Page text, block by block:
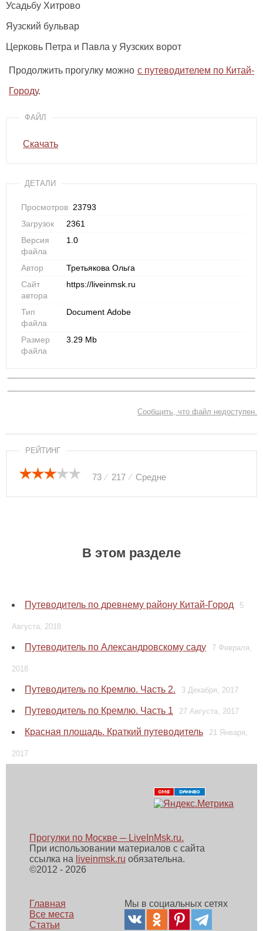
Усадьбу Хитрово
Яузский бульвар
Церковь Петра и Павла у Яузских ворот
Продолжить прогулку можно с путеводителем по Китай-
Городу.
ФАЙЛ
Скачать
ДЕТАЛИ
Просмотров 23793
Загрузок
2361
Версия
файла
1.0
Автор
Третьякова Ольга
Сайт
автора
https://liveinmsk.ru
Тип
файла
Document Adobe
Размер
файла
3.29 Mb
Сообщить, что файл недоступен.
РЕЙТИНГ
73 ⁄ 217 ⁄ Средне
В этом разделе
Путеводитель по древнему району Китай-Город 5
Августа, 2018
Путеводитель по Александровскому саду 7 Февраля,
2018
Путеводитель по Кремлю. Часть 2. 3 Декабря, 2017
Путеводитель по Кремлю. Часть 1 27 Августа, 2017
Красная площадь. Краткий путеводитель 21 Января,
2017
Прогулки по Москве ─ LiveInMsk.ru.
При использовании материалов с сайта
ссылка на liveinmsk.ru обязательна.
©2012 - 2026
Главная
Все места
Статьи
Мы в социальных сетях